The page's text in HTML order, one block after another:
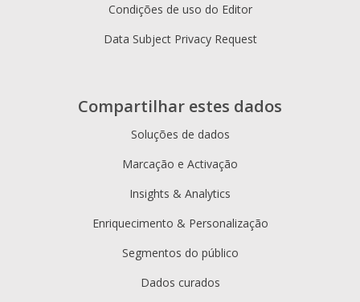
Compartilhar estes dados
Soluções de dados
Marcação e Activação
Insights & Analytics
Enriquecimento & Personalização
Segmentos do público
Dados curados
Condições de uso do Editor
Data Subject Privacy Request